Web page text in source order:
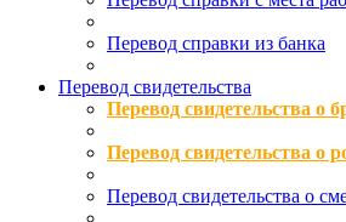
Перевод справки из банка
Перевод свидетельства
Перевод свидетельства о
Перевод свидетельства о
Перевод свидетельства о